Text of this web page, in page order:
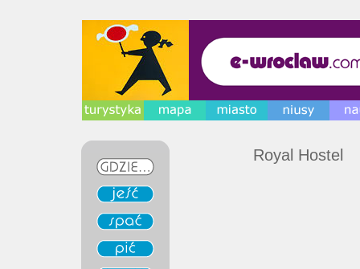
Royal Hostel